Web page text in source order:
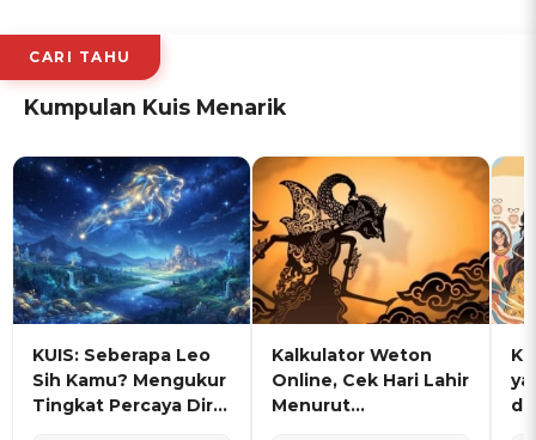
CARI TAHU
Kumpulan Kuis Menarik
KUIS: Seberapa Leo
Sih Kamu? Mengukur
Tingkat Percaya Diri
Kalkulator Weton
Online, Cek Hari Lahir
Menurut